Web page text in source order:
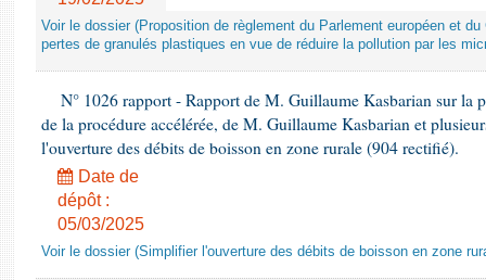
Voir le dossier (Proposition de règlement du Parlement européen et
pertes de granulés plastiques en vue de réduire la pollution par les
N° 1026 rapport - Rapport de M. Guillaume Kasbarian sur la
de la procédure accélérée, de M. Guillaume Kasbarian et
l'ouverture des débits de boisson en zone rurale (904 rectifié).
Date de
dépôt :
05/03/2025
Voir le dossier (Simplifier l'ouverture des débits de boisson en zone